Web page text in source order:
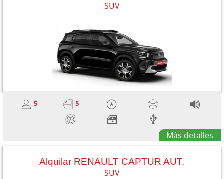
SUV
5 5
Más detalles
Alquilar RENAULT CAPTUR AUT.
SUV